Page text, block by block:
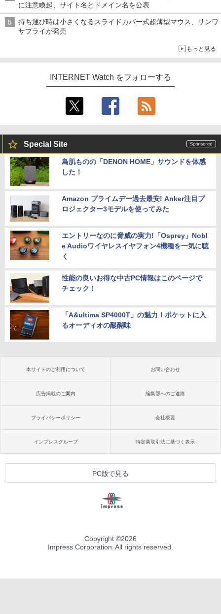
に注意喚起、サイト名とドメイン名を公表
持ち運び時は小さくなるスライドカバー式超薄型マウス、サンワ
サプライが発売
もっと見る
INTERNET Watch をフォローする
Special Site
鳥肌ものの「DENON HOME」サウンドを体感
した！
Amazon プライムデー過去最安! Anker注目プ
ロジェクター3モデルを使ってみた
エントリーなのに脅威の実力!「Osprey」Nobl
e Audioワイヤレスイヤフォン4機種を一気に聴
く
性能の良いお得な中古PC情報はこのページで
チェック！
「A&ultima SP4000T」の魅力！ポケットに入
るオーディオの醍醐味
本サイトのご利用について お問い合わせ
広告掲載のご案内 編集部へのご連絡
プライバシーポリシー 会社概要
インプレスグループ 特定商取引法に基づく表示
PC版で見る
Copyright ©2026
Impress Corporation. All rights reserved.